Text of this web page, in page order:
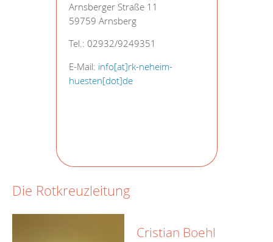
Arnsberger Straße 11
59759 Arnsberg
Tel.: 02932/9249351
E-Mail: info[at]rk-neheim-
huesten[dot]de
Die Rotkreuzleitung
Cristian Boehl